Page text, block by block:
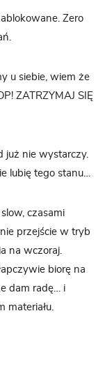
Zero
u siebie, wiem że
ZATRZYMAJ SIĘ
już nie wystarczy.
lubię tego stanu…
czasami
przejście w tryb
na wczoraj.
biorę na
dam radę… i
materiału.